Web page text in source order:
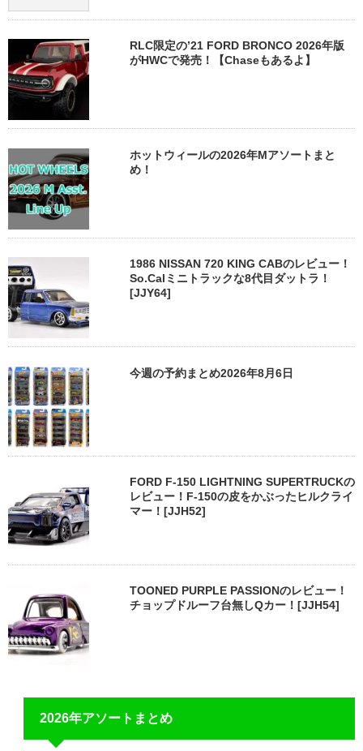
RLC限定の’21 FORD BRONCO 2026年版
がHWCで発売！【Chaseもあるよ】
ホットウィールの2026年Mアソートまと
め！
1986 NISSAN 720 KING CABのレビュー！
So.Calミニトラックな8代目ダットラ！
[JJY64]
今週の予約まとめ2026年8月6日
FORD F-150 LIGHTNING SUPERTRUCKの
レビュー！F-150の皮をかぶったヒルクライ
マー！[JJH52]
TOONED PURPLE PASSIONのレビュー！
チョップドルーフ台無しQカー！[JJH54]
2026年アソートまとめ